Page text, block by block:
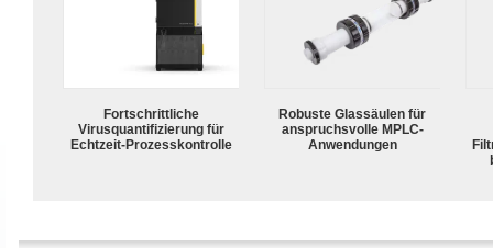
Fortschrittliche
Virusquantifizierung für
Echtzeit-Prozesskontrolle
Robuste Glassäulen für
anspruchsvolle MPLC-
Anwendungen